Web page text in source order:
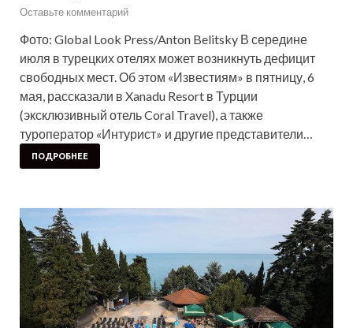
Оставьте комментарий
Фото: Global Look Press/Anton Belitsky В середине
июля в турецких отелях может возникнуть дефицит
свободных мест. Об этом «Известиям» в пятницу, 6
мая, рассказали в Xanadu Resort в Турции
(эксклюзивный отель Coral Travel), а также
туроператор «Интурист» и другие представители…
ПОДРОБНЕЕ